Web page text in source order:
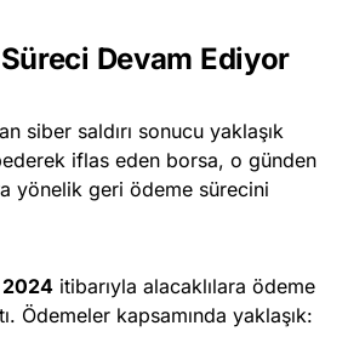
Devam Ediyor
siber saldırı sonucu yaklaşık
iflas eden borsa, o günden
yönelik geri ödeme sürecini
itibarıyla alacaklılara ödeme
Ödemeler kapsamında yaklaşık: